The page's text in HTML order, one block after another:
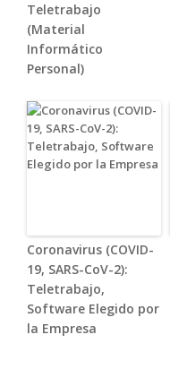
Teletrabajo
(Material
Informático
Personal)
Coronavirus (COVID-
19, SARS-CoV-2):
Teletrabajo,
Software Elegido por
la Empresa